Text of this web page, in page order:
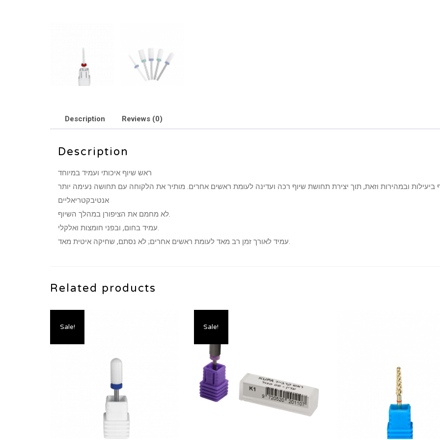
Description Reviews (0)
Description
ראש שיוף איכותי ועמיד במיוחד
אנטיבקטריאליים
לא מחמם את הציפורן במהלך השיוף.
עמיד בחום, ובפני חומצות ואלקלי.
עמיד לאורך זמן רב מאד לעומת ראשים אחרים; לא נסתם, שחיקה איטית מאד.
Related products
Sale! Sale!